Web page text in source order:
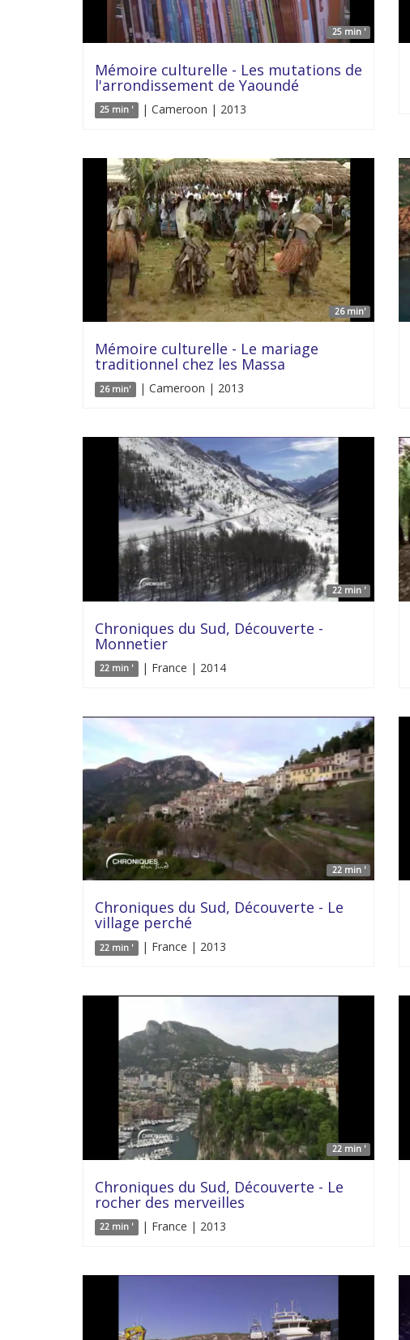
25 min '
Mémoire culturelle - Les mutations de
l'arrondissement de Yaoundé
25 min ' | Cameroon | 2013
26 min'
Mémoire culturelle - Le mariage
traditionnel chez les Massa
26 min' | Cameroon | 2013
22 min '
Chroniques du Sud, Découverte -
Monnetier
22 min ' | France | 2014
22 min '
Chroniques du Sud, Découverte - Le
village perché
22 min ' | France | 2013
22 min '
Chroniques du Sud, Découverte - Le
rocher des merveilles
22 min ' | France | 2013